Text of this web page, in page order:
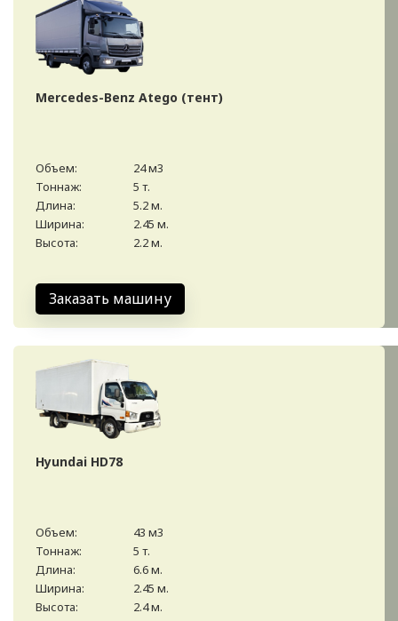
Mercedes-Benz Atego (тент)
Объем:
24 м3
Тоннаж:
5 т.
Длина:
5.2 м.
Ширина:
2.45 м.
Высота:
2.2 м.
Заказать машину
Hyundai HD78
Объем:
43 м3
Тоннаж:
5 т.
Длина:
6.6 м.
Ширина:
2.45 м.
Высота:
2.4 м.